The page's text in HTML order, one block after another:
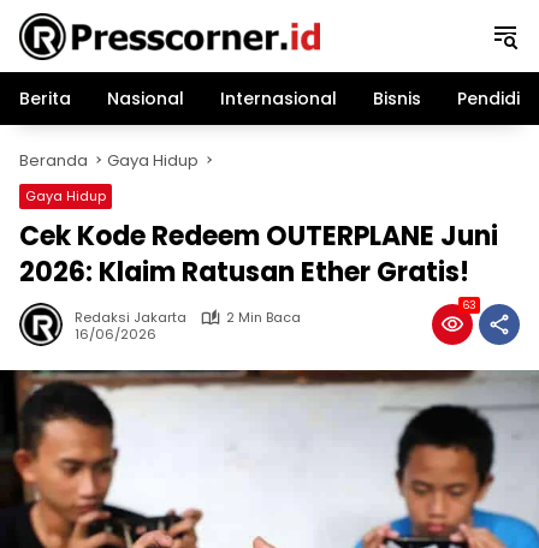
Langsung
konten
Berita
Nasional Internasional Bisnis
Beranda Gaya Hidup
Gaya Hidup
Cek Kode Redeem OUTERPLANE Juni
2026: Klaim Ratusan Ether Gratis!
Redaksi Jakarta
2 Min Baca
16/06/2026
63